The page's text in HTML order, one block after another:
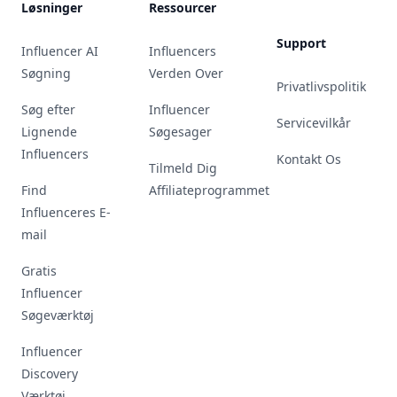
Løsninger
Influencer AI
Søgning
Søg efter
Lignende
Influencers
Find
Influenceres E-
mail
Gratis
Influencer
Søgeværktøj
Influencer
Discovery
Ressourcer
Influencers
Verden Over
Influencer
Søgesager
Tilmeld Dig
Affiliateprogrammet
Support
Privatlivspolitik
Servicevilkår
Kontakt Os